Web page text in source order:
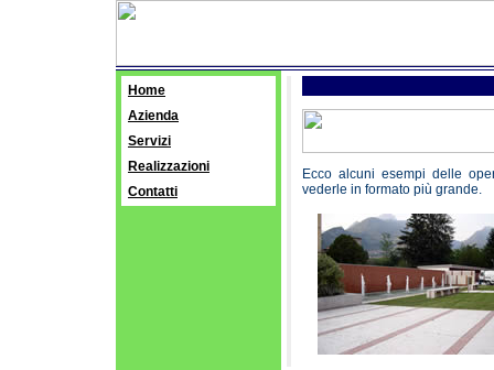
Home
Azienda
Servizi
Realizzazioni
Contatti
Ecco alcuni esempi delle
vederle in formato più grande.